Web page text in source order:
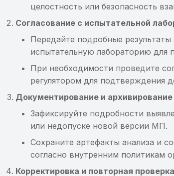
целостность или безопасность
Согласование с испытательной
Передайте подробные
испытательную лабораторию для
При необходимости проведите
регулятором для подтверждения
Документирование и
Зафиксируйте подробности
или недопуске новой версии МП.
Сохраните артефакты анализа и
согласно внутренним политикам
Корректировка и повторная